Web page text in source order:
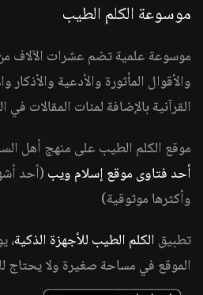
موسوعة الكلم الطيب
موسوعة علمية تضم عشرات الآلاف
والأقوال المأثورة والأدعية والأذكار
القرآنية بالإضافة لمئات المقالات في
موقع الكلم الطيب على منهج أهل
أحد فتاوى موقع إسلام ويب (أحد
وأكثرها موثوقية)
تطبيق الكلم الطيب للأجهزة الذكية،
الموقع في مساحة صغيرة ولا يحتاج